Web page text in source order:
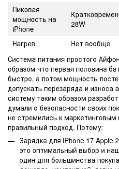
Пиковая
мощность на
iPhone
28W
Нагрев Нет вообще
Система питания простого
образом что первая половина
быстро, а потом мощность
допускать перезаряда и износа
систему таким образом
думали о безопасности своих
не стремились к
правильный подход. Потому:
Зарядка для iPhone 17 Apple
это оптимальный выбор и
один для большинства